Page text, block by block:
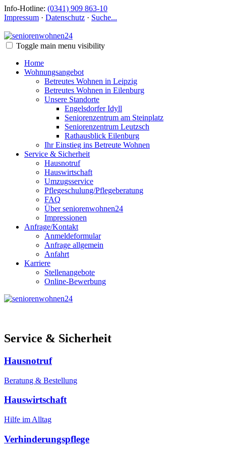
Info-Hotline: (0341) 909 863-10
Impressum · Datenschutz · Suche...
Toggle main menu visibility
Home
Wohnungsangebot
Betreutes Wohnen in Leipzig
Betreutes Wohnen in Eilenburg
Unsere Standorte
Engelsdorfer Idyll
Seniorenzentrum am Steinplatz
Seniorenzentrum Leutzsch
Rathausblick Eilenburg
Ihr Einstieg ins Betreute Wohnen
Service & Sicherheit
Hausnotruf
Hauswirtschaft
Umzugsservice
Pflegeschulung/Pflegeberatung
FAQ
Über seniorenwohnen24
Impressionen
Anfrage/Kontakt
Anmeldeformular
Anfrage allgemein
Anfahrt
Karriere
Stellenangebote
Online-Bewerbung
Service & Sicherheit
Hausnotruf
Beratung & Bestellung
Hauswirtschaft
Hilfe im Alltag
Verhinderungspflege